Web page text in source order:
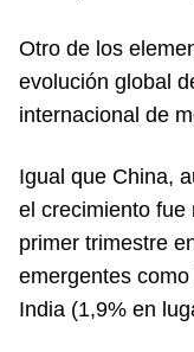
Otro de los
evolución global
internacional de
Igual que China,
el crecimiento fue
primer trimestre
emergentes
India (1,9% en